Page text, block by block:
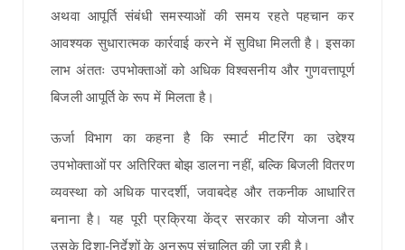
अथवा आपूर्ति संबंधी समस्याओं की समय रहते पहचान कर
आवश्यक सुधारात्मक कार्रवाई करने में सुविधा मिलती है। इसका
लाभ अंततः उपभोक्ताओं को अधिक विश्वसनीय और गुणवत्तापूर्ण
बिजली आपूर्ति के रूप में मिलता है।
ऊर्जा विभाग का कहना है कि स्मार्ट मीटरिंग का उद्देश्य
उपभोक्ताओं पर अतिरिक्त बोझ डालना नहीं, बल्कि बिजली वितरण
व्यवस्था को अधिक पारदर्शी, जवाबदेह और तकनीक आधारित
बनाना है। यह पूरी प्रक्रिया केंद्र सरकार की योजना और
उसके दिशा-निर्देशों के अनुरूप संचालित की जा रही है।